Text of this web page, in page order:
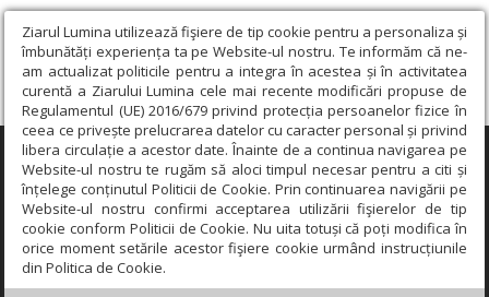
Ziarul Lumina utilizează fişiere de tip cookie pentru a personaliza și
îmbunătăți experiența ta pe Website-ul nostru. Te informăm că ne-
am actualizat politicile pentru a integra în acestea și în activitatea
curentă a Ziarului Lumina cele mai recente modificări propuse de
Regulamentul (UE) 2016/679 privind protecția persoanelor fizice în
ceea ce privește prelucrarea datelor cu caracter personal și privind
libera circulație a acestor date. Înainte de a continua navigarea pe
Website-ul nostru te rugăm să aloci timpul necesar pentru a citi și
înțelege conținutul Politicii de Cookie. Prin continuarea navigării pe
Website-ul nostru confirmi acceptarea utilizării fişierelor de tip
cookie conform Politicii de Cookie. Nu uita totuși că poți modifica în
orice moment setările acestor fişiere cookie urmând instrucțiunile
din Politica de Cookie.
×